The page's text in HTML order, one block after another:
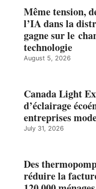
Même tension,
l’IA dans la
gagne sur le
technologie
August 5, 2026
Canada Light
d’éclairage
entreprises
July 31, 2026
Des
réduire la